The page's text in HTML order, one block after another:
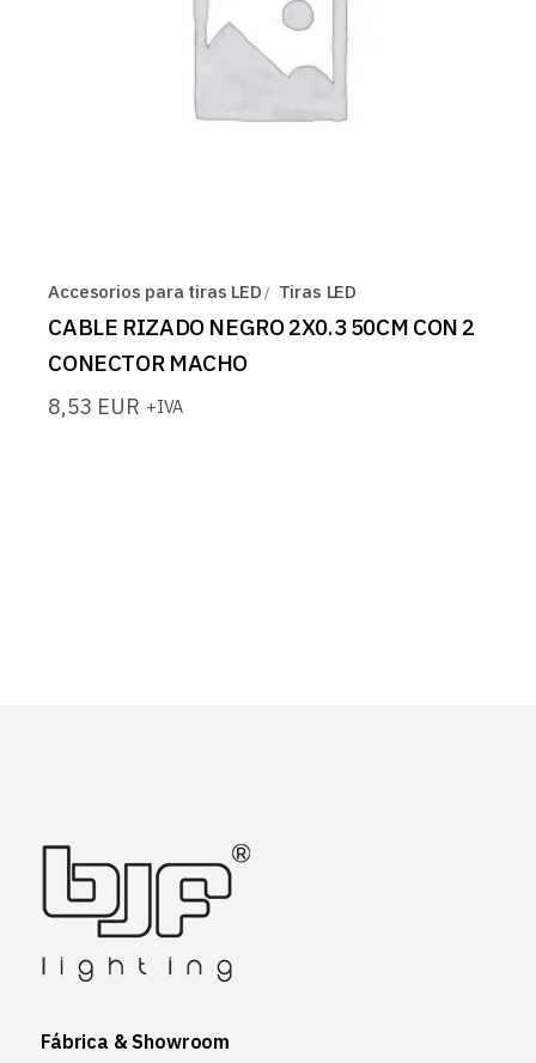
Accesorios para tiras LED Tiras LED
CABLE RIZADO NEGRO 2X0.3 50CM CON 2
CONECTOR MACHO
8,53 EUR +IVA
Fábrica & Showroom